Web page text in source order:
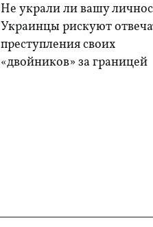
Не украли ли вашу
Украинцы рискуют
преступления своих
«двойников» за границей